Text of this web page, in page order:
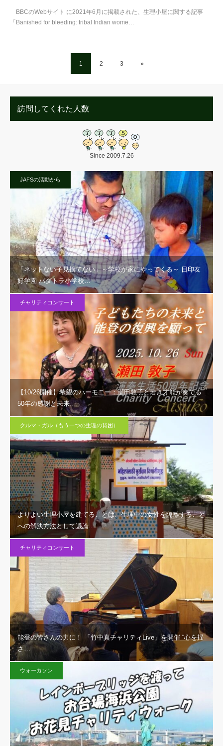
BBCのWebサイト に2021年6月に掲載された、生理小屋に関する記事
「Banished for bleeding: tribal Indian wome…
1 2 3 »
訪問してくれた人数
Since 2009.7.26
JAFSの活動から
「ネットない子見捨てない」～学校が家にやってくる～ 日印友
好学園 パダトラ小学校…
チャリティコンサート
【10/26開催】希望のハーモニー：瀬田敦子と若き才能が奏でる
50年の感謝と未来…
クルマ・ガル（もう一つの生理の貧困）
よりよい生理小屋を建てることは、生理中の女性を隔離すること
への解決方法として議論…
チャリティコンサート
能登の皆さんの力に！ 「竹中真チャリティLive」を開催 “心を揺
さ…
ウォーカソン